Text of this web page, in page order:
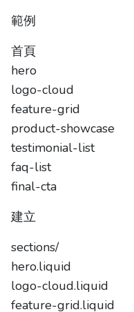
範例
首頁
hero
logo-cloud
feature-grid
product-showcase
testimonial-list
faq-list
final-cta
建立
sections/
hero.liquid
logo-cloud.liquid
feature-grid.liquid